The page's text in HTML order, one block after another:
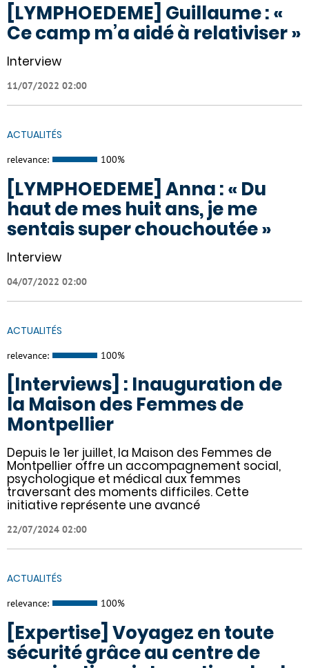
[LYMPHOEDEME] Guillaume : «
Ce camp m’a aidé à relativiser »
Interview
11/07/2022 02:00
ACTUALITÉS
relevance: 100%
[LYMPHOEDEME] Anna : « Du
haut de mes huit ans, je me
sentais super chouchoutée »
Interview
04/07/2022 02:00
ACTUALITÉS
relevance: 100%
[Interviews] : Inauguration de
la Maison des Femmes de
Montpellier
Depuis le 1er juillet, la Maison des Femmes de
Montpellier offre un accompagnement social,
psychologique et médical aux femmes
traversant des moments difficiles. Cette
initiative représente une avancé
22/07/2024 02:00
ACTUALITÉS
relevance: 100%
[Expertise] Voyagez en toute
sécurité grâce au centre de